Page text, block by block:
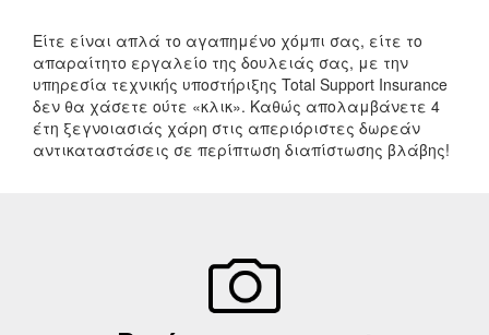
Είτε είναι απλά το αγαπημένο χόμπι σας, είτε το
απαραίτητο εργαλείο της δουλειάς σας, με την
υπηρεσία τεχνικής υποστήριξης Total Support Insurance
δεν θα χάσετε ούτε «κλικ». Καθώς απολαμβάνετε 4
έτη ξεγνοιασιάς χάρη στις απεριόριστες δωρεάν
αντικαταστάσεις σε περίπτωση διαπίστωσης βλάβης!